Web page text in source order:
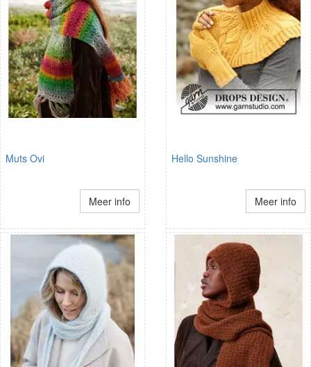
Muts Ovi
Meer info
Hello Sunshine
Meer info